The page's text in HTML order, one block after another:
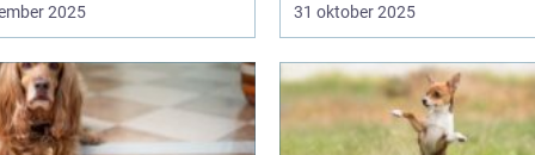
2025 31 oktober 2025